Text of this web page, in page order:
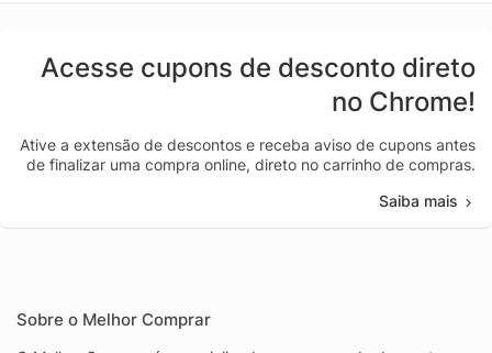
Acesse cupons de desconto direto
no Chrome!
Ative a extensão de descontos e receba aviso de cupons antes
de finalizar uma compra online, direto no carrinho de compras.
Saiba mais
Sobre o Melhor Comprar